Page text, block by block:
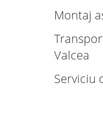
Montaj
Valcea
Serviciu